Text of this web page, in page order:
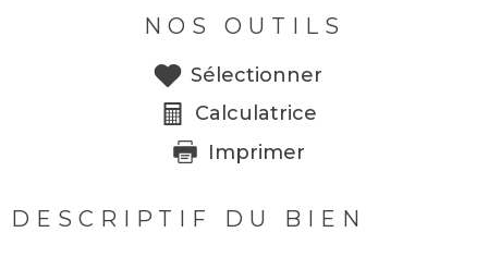
NOS OUTILS
Sélectionner
Calculatrice
Imprimer
DESCRIPTIF DU BIEN